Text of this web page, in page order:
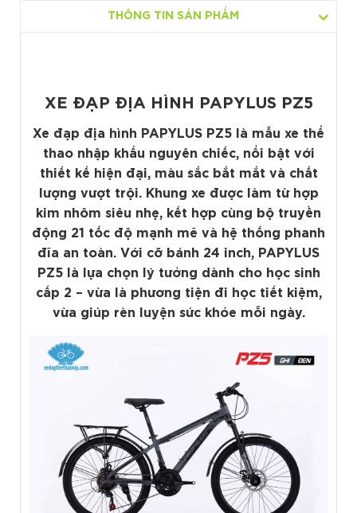
THÔNG TIN SẢN PHẨM
XE ĐẠP ĐỊA HÌNH PAPYLUS PZ5
Xe đạp địa hình PAPYLUS PZ5 là mẫu xe thể
thao nhập khẩu nguyên chiếc, nổi bật với
thiết kế hiện đại, màu sắc bắt mắt và chất
lượng vượt trội. Khung xe được làm từ hợp
kim nhôm siêu nhẹ, kết hợp cùng bộ truyền
động 21 tốc độ mạnh mẽ và hệ thống phanh
đĩa an toàn. Với cỡ bánh 24 inch, PAPYLUS
PZ5 là lựa chọn lý tưởng dành cho học sinh
cấp 2 – vừa là phương tiện đi học tiết kiệm,
vừa giúp rèn luyện sức khỏe mỗi ngày.